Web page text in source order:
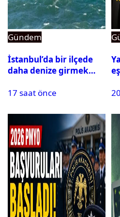
Gündem
İstanbul’da bir ilçede
daha denize girmek
17 saat önce